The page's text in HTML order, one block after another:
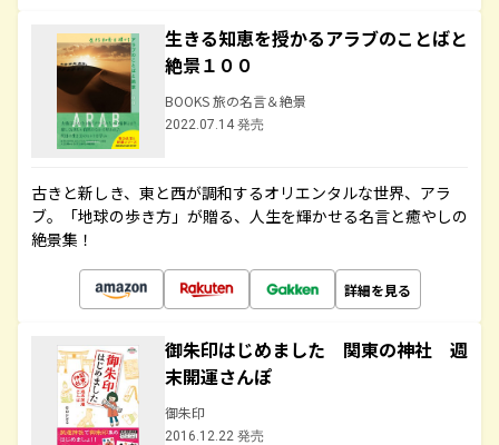
生きる知恵を授かるアラブのことばと
絶景１００
BOOKS 旅の名言＆絶景
2022.07.14 発売
古きと新しき、東と西が調和するオリエンタルな世界、アラ
ブ。「地球の歩き方」が贈る、人生を輝かせる名言と癒やしの
絶景集！
詳細を見る
御朱印はじめました 関東の神社 週
末開運さんぽ
御朱印
2016.12.22 発売